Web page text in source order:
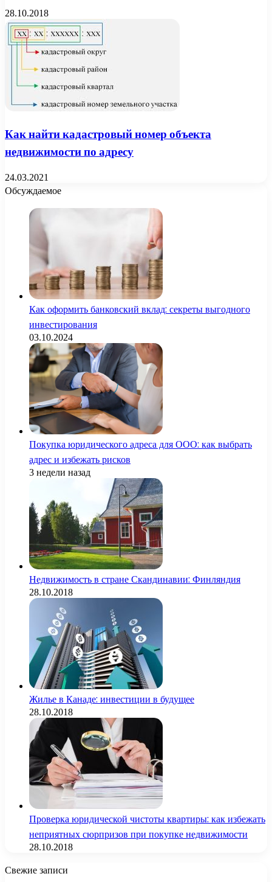
28.10.2018
Как найти кадастровый номер объекта
недвижимости по адресу
24.03.2021
Обсуждаемое
Как оформить банковский вклад: секреты выгодного
инвестирования
03.10.2024
Покупка юридического адреса для ООО: как выбрать
адрес и избежать рисков
3 недели назад
Недвижимость в стране Скандинавии: Финляндия
28.10.2018
Жилье в Канаде: инвестиции в будущее
28.10.2018
Проверка юридической чистоты квартиры: как избежать
неприятных сюрпризов при покупке недвижимости
28.10.2018
Свежие записи